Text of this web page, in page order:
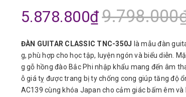
5.878.800₫
ĐÀN GUITAR CLASSIC TNC-350J là mẫu đàn
g, phù hợp cho học tập, luyện ngón và biểu diễn.
g gỗ hồng đào Bắc Phi nhập khẩu mang đến âm
ỗ giá tỵ được trang bị ty chống cong giúp tăng độ
AC139 cùng khóa Japan cho cảm giác bấm êm